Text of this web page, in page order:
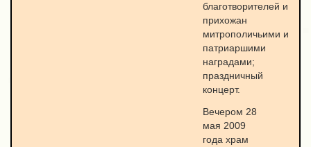
благотворителей и
прихожан
митрополичьими и
патриаршими
наградами;
праздничный
концерт.
Вечером 28
мая 2009
года храм